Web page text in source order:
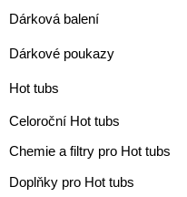
Dárková balení
Dárkové poukazy
Hot tubs
Celoroční Hot tubs
Chemie a filtry pro Hot tubs
Doplňky pro Hot tubs